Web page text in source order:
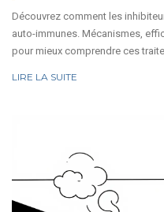
Découvrez comment les
auto-immunes. Mécanismes,
pour mieux comprendre ces
LIRE LA SUITE